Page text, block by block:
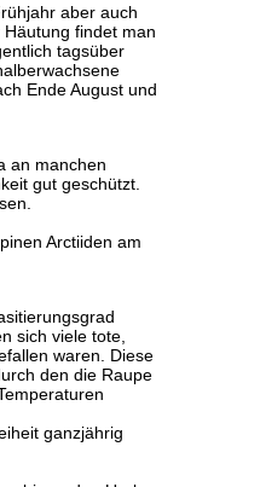
aber auch
findet man
tagsüber
Ende August und
an manchen
gut geschützt.
Arctiiden am
sich viele tote,
waren. Diese
den die Raupe
ganzjährig